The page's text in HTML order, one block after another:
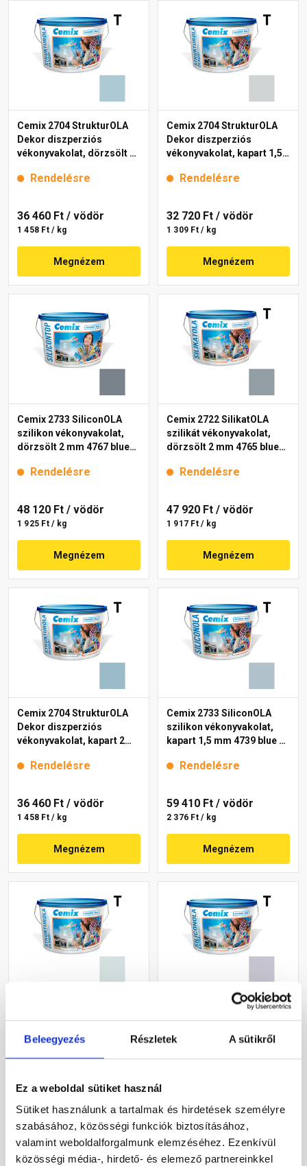
Beleegyezés Részletek A sütikről
Ez a weboldal sütiket használ
Sütiket használunk a tartalmak és hirdetések személyre
szabásához, közösségi funkciók biztosításához,
valamint weboldalforgalmunk elemzéséhez. Ezenkívül
közösségi média-, hirdető- és elemező partnereinkkel
Cemix 2704 StrukturOLA
Dekor diszperziós
vékonyvakolat, dörzsölt 2
Rendelésre
36 460 Ft / vödör
1 458 Ft / kg
Megnézem
Cemix 2704 StrukturOLA
Dekor diszperziós
vékonyvakolat, kapart 1,5
Rendelésre
32 720 Ft / vödör
1 309 Ft / kg
Megnézem
Cemix 2733 SiliconOLA
szilikon vékonyvakolat,
dörzsölt 2 mm 4767 blue
Rendelésre
48 120 Ft / vödör
1 925 Ft / kg
Megnézem
Cemix 2722 SilikatOLA
szilikát vékonyvakolat,
dörzsölt 2 mm 4765 blue
Rendelésre
47 920 Ft / vödör
1 917 Ft / kg
Megnézem
Cemix 2704 StrukturOLA
Dekor diszperziós
vékonyvakolat, kapart 2
Rendelésre
36 460 Ft / vödör
1 458 Ft / kg
Megnézem
Cemix 2733 SiliconOLA
szilikon vékonyvakolat,
kapart 1,5 mm 4739 blue 25
Rendelésre
59 410 Ft / vödör
2 376 Ft / kg
Megnézem
vékonyvakolat, kapart 1,5
mm 6731 intense 25 kg
Rendelésre
1 309 Ft / kg
Megnézem
Cemix 2737 SiliconOLA
vékonyvakolat, dörzsölt 2
2 189 Ft / kg
Megnézem